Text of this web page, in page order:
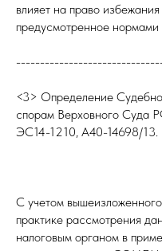
влияет на право
предусмотренное
<3> Определение
спорам Верховного Суда
ЭС14-1210, А40-14698/13.
С учетом
практике рассмотрения
налоговым органом в